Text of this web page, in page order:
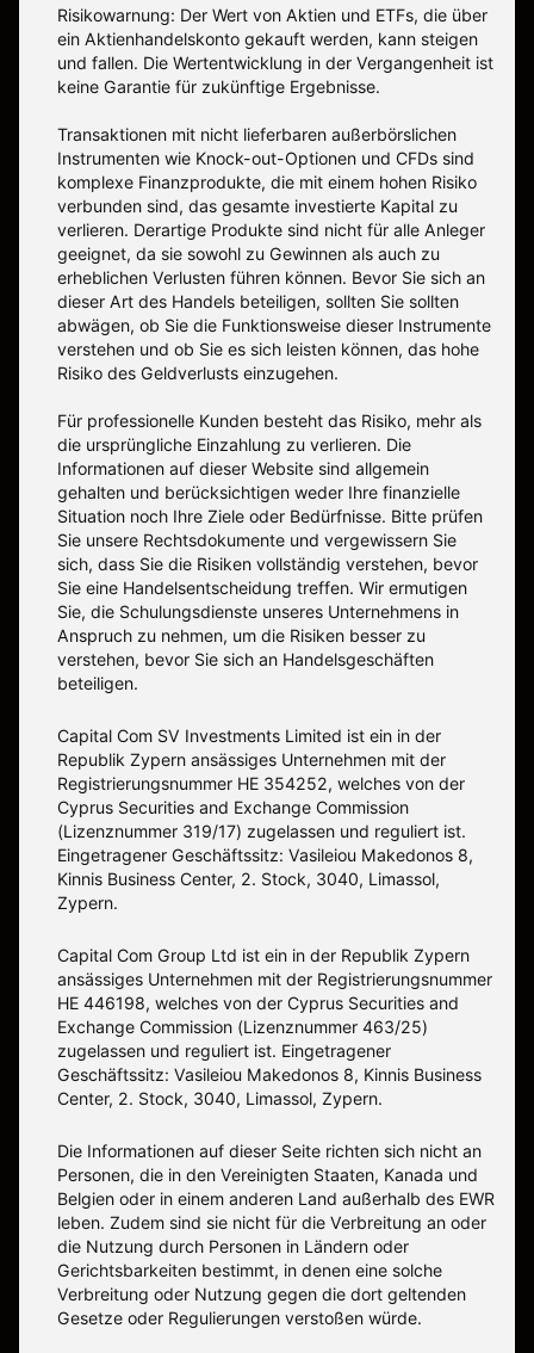
Risikowarnung: Der Wert von Aktien und ETFs, die über
ein Aktienhandelskonto gekauft werden, kann steigen
und fallen. Die Wertentwicklung in der Vergangenheit ist
keine Garantie für zukünftige Ergebnisse.
Transaktionen mit nicht lieferbaren außerbörslichen
Instrumenten wie Knock-out-Optionen und CFDs sind
komplexe Finanzprodukte, die mit einem hohen Risiko
verbunden sind, das gesamte investierte Kapital zu
verlieren. Derartige Produkte sind nicht für alle Anleger
geeignet, da sie sowohl zu Gewinnen als auch zu
erheblichen Verlusten führen können. Bevor Sie sich an
dieser Art des Handels beteiligen, sollten Sie sollten
abwägen, ob Sie die Funktionsweise dieser Instrumente
verstehen und ob Sie es sich leisten können, das hohe
Risiko des Geldverlusts einzugehen.
Für professionelle Kunden besteht das Risiko, mehr als
die ursprüngliche Einzahlung zu verlieren. Die
Informationen auf dieser Website sind allgemein
gehalten und berücksichtigen weder Ihre finanzielle
Situation noch Ihre Ziele oder Bedürfnisse. Bitte prüfen
Sie unsere Rechtsdokumente und vergewissern Sie
sich, dass Sie die Risiken vollständig verstehen, bevor
Sie eine Handelsentscheidung treffen. Wir ermutigen
Sie, die Schulungsdienste unseres Unternehmens in
Anspruch zu nehmen, um die Risiken besser zu
verstehen, bevor Sie sich an Handelsgeschäften
beteiligen.
Capital Com SV Investments Limited ist ein in der
Republik Zypern ansässiges Unternehmen mit der
Registrierungsnummer HE 354252, welches von der
Cyprus Securities and Exchange Commission
(Lizenznummer 319/17) zugelassen und reguliert ist.
Eingetragener Geschäftssitz: Vasileiou Makedonos 8,
Kinnis Business Center, 2. Stock, 3040, Limassol,
Zypern.
Capital Com Group Ltd ist ein in der Republik Zypern
ansässiges Unternehmen mit der Registrierungsnummer
ΗΕ 446198, welches von der Cyprus Securities and
Exchange Commission (Lizenznummer 463/25)
zugelassen und reguliert ist. Eingetragener
Geschäftssitz: Vasileiou Makedonos 8, Kinnis Business
Center, 2. Stock, 3040, Limassol, Zypern.
Die Informationen auf dieser Seite richten sich nicht an
Personen, die in den Vereinigten Staaten, Kanada und
Belgien oder in einem anderen Land außerhalb des EWR
leben. Zudem sind sie nicht für die Verbreitung an oder
die Nutzung durch Personen in Ländern oder
Gerichtsbarkeiten bestimmt, in denen eine solche
Verbreitung oder Nutzung gegen die dort geltenden
Gesetze oder Regulierungen verstoßen würde.